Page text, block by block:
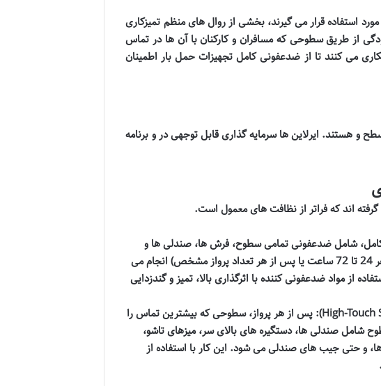
استفاده قرار می گیرند، بخشی از روال های منظم تمیزکاری
از طریق سطوحی که مسافران و کارکنان با آن ها در تماس
می کنند تا از ضدعفونی کامل تجهیزات حمل بار اطمینان
سطحو هستند. ایرلاین ها سرمایه گذاری قابل توجهی درو برنامه
گرفته اند که فراتر از نظافت های معمول است.
کامل، شامل ضدعفونی تمامی سطوح، فرش ها، صندلی ها و
سرویس های بهداشتی، در فواصل زمانی مشخص (مثلاً هر 24 تا 72 ساعت یا پس از هر تعداد پرواز مشخص) انجام می
از مواد ضدعفونی کننده با اثرگذاری بالا، تمیز و گندزدایی
پس از هر پرواز، سطوحی که بیشترین تماس را
شامل صندلی ها، دستگیره های بالای سر، میزهای تاشو،
و حتی جیب های صندلی می شود. این کار با استفاده از